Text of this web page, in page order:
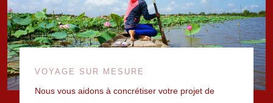
VOYAGE SUR MESURE
Nous vous aidons à concrétiser votre projet de